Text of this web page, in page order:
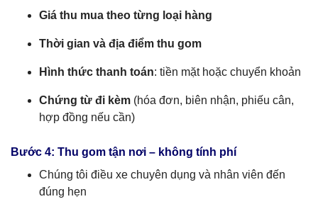
Giá thu mua theo từng loại hàng
Thời gian và địa điểm thu gom
Hình thức thanh toán: tiền mặt hoặc chuyển khoản
Chứng từ đi kèm (hóa đơn, biên nhận, phiếu cân,
hợp đồng nếu cần)
Bước 4: Thu gom tận nơi – không tính phí
Chúng tôi điều xe chuyên dụng và nhân viên đến
đúng hẹn